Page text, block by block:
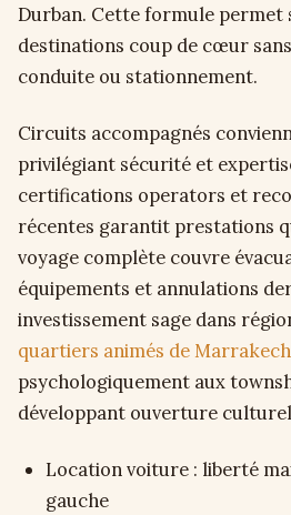
Durban. Cette formule permet
destinations coup de cœur
conduite ou stationnement.
Circuits accompagnés
privilégiant sécurité et
certifications operators et
récentes garantit prestations
voyage complète couvre
équipements et annulations
investissement sage dans
quartiers animés de Marrakech
psychologiquement aux
développant ouverture
Location voiture : liberté
gauche